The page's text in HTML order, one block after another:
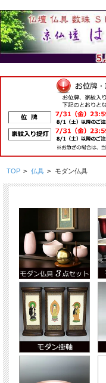
TOP > 仏具 > モダン仏具